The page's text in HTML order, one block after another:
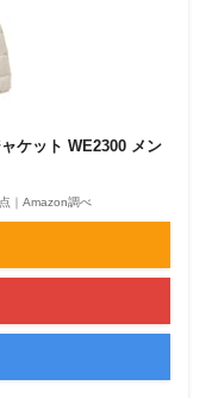
ケット WE2300 メン
｜Amazon調べ